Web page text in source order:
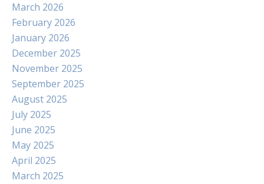
March 2026
February 2026
January 2026
December 2025
November 2025
September 2025
August 2025
July 2025
June 2025
May 2025
April 2025
March 2025